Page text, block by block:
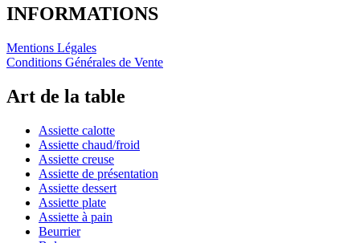
INFORMATIONS
Mentions Légales
Conditions Générales de Vente
Art de la table
Assiette calotte
Assiette chaud/froid
Assiette creuse
Assiette de présentation
Assiette dessert
Assiette plate
Assiette à pain
Beurrier